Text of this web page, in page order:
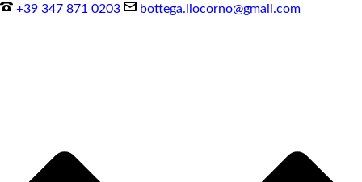
+39 347 871 0203 bottega.liocorno@gmail.com